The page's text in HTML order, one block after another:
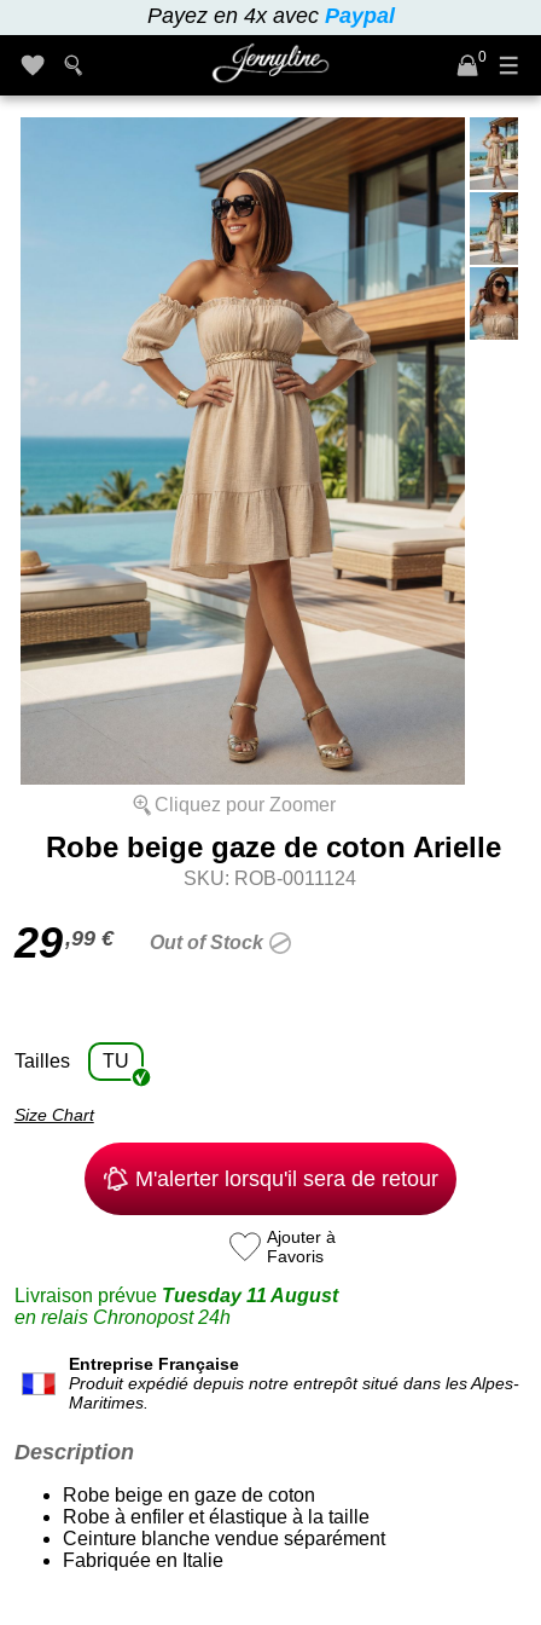
Payez en 4x avec Paypal
0
Cliquez pour Zoomer
Robe beige gaze de coton Arielle
SKU: ROB-0011124
29,99 € Out of Stock
Tailles TU
Size Chart
M'alerter lorsqu'il sera de retour
Ajouter à
Favoris
Livraison prévue Tuesday 11 August
en relais Chronopost 24h
Entreprise Française
Produit expédié depuis notre entrepôt situé dans les Alpes-
Maritimes.
Description
Robe beige en gaze de coton
Robe à enfiler et élastique à la taille
Ceinture blanche vendue séparément
Fabriquée en Italie